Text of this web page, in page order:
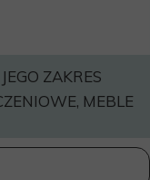
ZAKRES
MEBLE